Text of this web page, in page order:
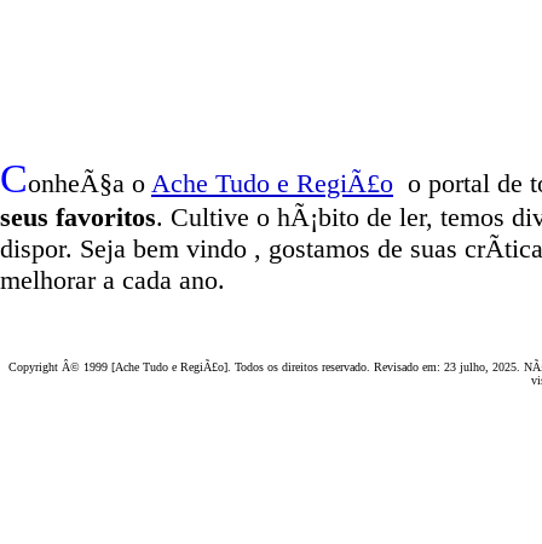
ConheÃ§a o Ache Tudo e RegiÃ£o o portal de
seus favoritos. Cultive o hÃ¡bito de ler, temos
dispor. Seja bem vindo , gostamos de suas
melhorar a cada ano.
Copyright Â© 1999 [Ache Tudo e RegiÃ£o]. Todos os direitos reservado. Revisado em: 23 julho, 2025 .